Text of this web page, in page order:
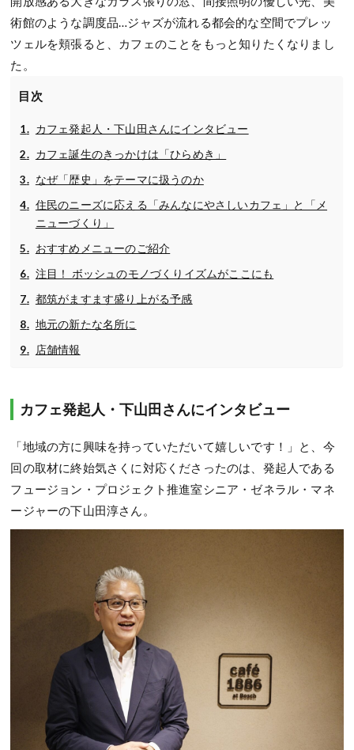
術館のような調度品…ジャズが流れる都会的な空間でプレッ
ツェルを頬張ると、カフェのことをもっと知りたくなりまし
た。
目次
カフェ発起人・下山田さんにインタビュー
カフェ誕生のきっかけは「ひらめき」
なぜ「歴史」をテーマに扱うのか
住民のニーズに応える「みんなにやさしいカフェ」と「メ
ニューづくり」
おすすめメニューのご紹介
注目！ ボッシュのモノづくりイズムがここにも
都筑がますます盛り上がる予感
地元の新たな名所に
店舗情報
カフェ発起人・下山田さんにインタビュー
「地域の方に興味を持っていただいて嬉しいです！」と、今
回の取材に終始気さくに対応くださったのは、発起人である
フュージョン・プロジェクト推進室シニア・ゼネラル・マネ
ージャーの下山田淳さん。